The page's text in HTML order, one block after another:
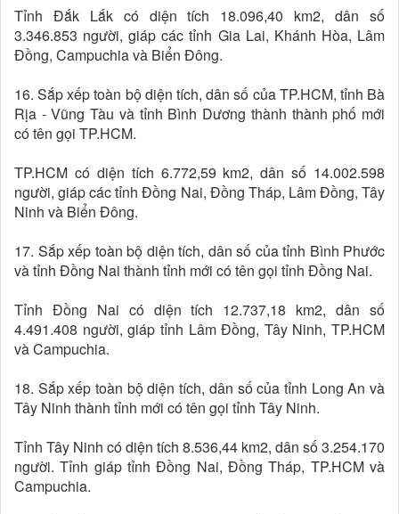
Tỉnh Đắk Lắk có diện tích 18.096,40 km2, dân số
3.346.853 người, giáp các tỉnh Gia Lai, Khánh Hòa, Lâm
Đồng, Campuchia và Biển Đông.
16. Sắp xếp toàn bộ diện tích, dân số của TP.HCM, tỉnh Bà
Rịa - Vũng Tàu và tỉnh Bình Dương thành thành phố mới
có tên gọi TP.HCM.
TP.HCM có diện tích 6.772,59 km2, dân số 14.002.598
người, giáp các tỉnh Đồng Nai, Đồng Tháp, Lâm Đồng, Tây
Ninh và Biển Đông.
17. Sắp xếp toàn bộ diện tích, dân số của tỉnh Bình Phước
và tỉnh Đồng Nai thành tỉnh mới có tên gọi tỉnh Đồng Nai.
Tỉnh Đồng Nai có diện tích 12.737,18 km2, dân số
4.491.408 người, giáp tỉnh Lâm Đồng, Tây Ninh, TP.HCM
và Campuchia.
18. Sắp xếp toàn bộ diện tích, dân số của tỉnh Long An và
Tây Ninh thành tỉnh mới có tên gọi tỉnh Tây Ninh.
Tỉnh Tây Ninh có diện tích 8.536,44 km2, dân số 3.254.170
người. Tỉnh giáp tỉnh Đồng Nai, Đồng Tháp, TP.HCM và
Campuchia.